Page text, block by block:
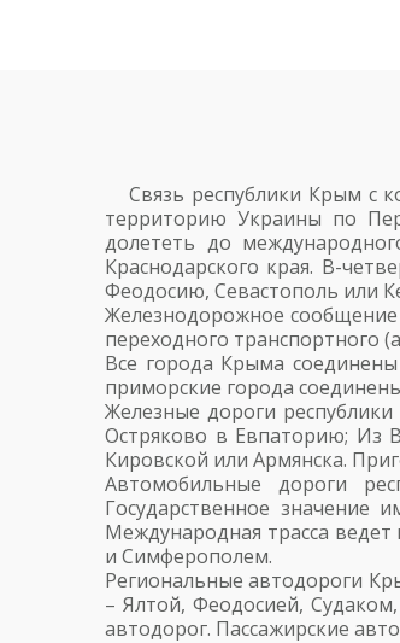
Связь республики Крым с
территорию Украины по
долететь до
Краснодарского края. В-
Феодосию, Севастополь или
Железнодорожное сообщение
переходного транспортного
Все города Крыма
приморские города
Железные дороги
Остряково в Евпаторию; Из
Кировской или Армянска.
Автомобильные дороги
Государственное значение
Международная трасса
и Симферополем.
Региональные автодороги
– Ялтой, Феодосией,
автодорог. Пассажирские